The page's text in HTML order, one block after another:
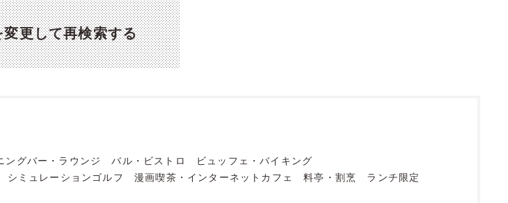
変更して再検索する
ングバー・ラウンジ バル・ビストロ
ビュッフェ・バイキング
シミュレーションゴルフ 漫画喫茶・インターネットカフェ 料亭・割烹
ランチ限定